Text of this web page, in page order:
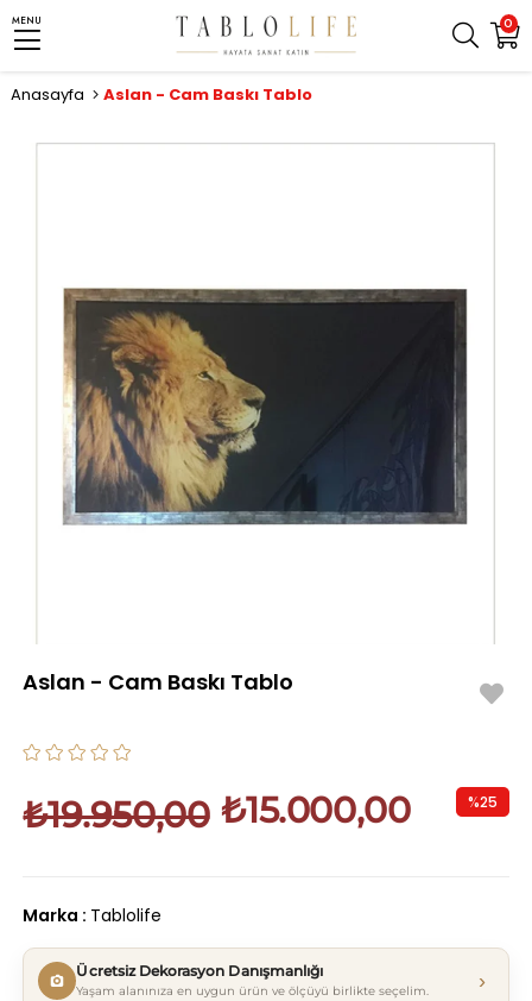
0
MENU
Anasayfa Aslan - Cam Baskı Tablo
Aslan - Cam Baskı Tablo
₺19.950,00 ₺15.000,00 %25
Marka : Tablolife
Ücretsiz Dekorasyon Danışmanlığı
Yaşam alanınıza en uygun ürün ve ölçüyü birlikte seçelim. ›